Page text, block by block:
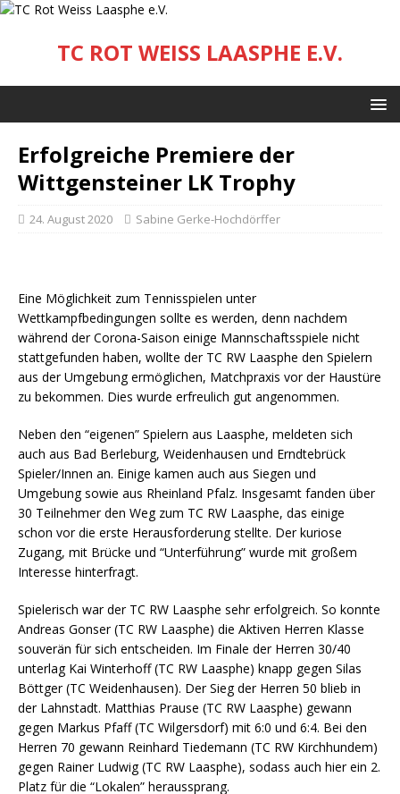
TC ROT WEISS LAASPHE E.V.
Erfolgreiche Premiere der
Wittgensteiner LK Trophy
24. August 2020 Sabine Gerke-Hochdörffer
Eine Möglichkeit zum Tennisspielen unter
Wettkampfbedingungen sollte es werden, denn nachdem
während der Corona-Saison einige Mannschaftsspiele nicht
stattgefunden haben, wollte der TC RW Laasphe den Spielern
aus der Umgebung ermöglichen, Matchpraxis vor der Haustüre
zu bekommen. Dies wurde erfreulich gut angenommen.
Neben den “eigenen” Spielern aus Laasphe, meldeten sich
auch aus Bad Berleburg, Weidenhausen und Erndtebrück
Spieler/Innen an. Einige kamen auch aus Siegen und
Umgebung sowie aus Rheinland Pfalz. Insgesamt fanden über
30 Teilnehmer den Weg zum TC RW Laasphe, das einige
schon vor die erste Herausforderung stellte. Der kuriose
Zugang, mit Brücke und “Unterführung” wurde mit großem
Interesse hinterfragt.
Spielerisch war der TC RW Laasphe sehr erfolgreich. So konnte
Andreas Gonser (TC RW Laasphe) die Aktiven Herren Klasse
souverän für sich entscheiden. Im Finale der Herren 30/40
unterlag Kai Winterhoff (TC RW Laasphe) knapp gegen Silas
Böttger (TC Weidenhausen). Der Sieg der Herren 50 blieb in
der Lahnstadt. Matthias Prause (TC RW Laasphe) gewann
gegen Markus Pfaff (TC Wilgersdorf) mit 6:0 und 6:4. Bei den
Herren 70 gewann Reinhard Tiedemann (TC RW Kirchhundem)
gegen Rainer Ludwig (TC RW Laasphe), sodass auch hier ein 2.
Platz für die “Lokalen” heraussprang.